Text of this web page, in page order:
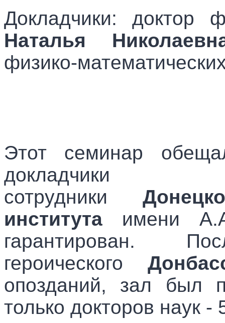
Докладчики: доктор
Наталья
физико-
Этот семинар
сотрудники
института имени
гарантирован.
героического
опозданий, зал был
только докторов наук -